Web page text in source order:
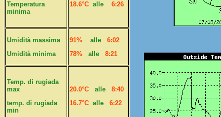
Temperatura
minima
18.6°C alle 6:26
Umidità massima
Umidità minima
91% alle
6:02
78%
alle 8:21
Temp. di rugiada
max
temp. di rugiada
min
20.0°C alle
8:40
16.7°C alle 6:22